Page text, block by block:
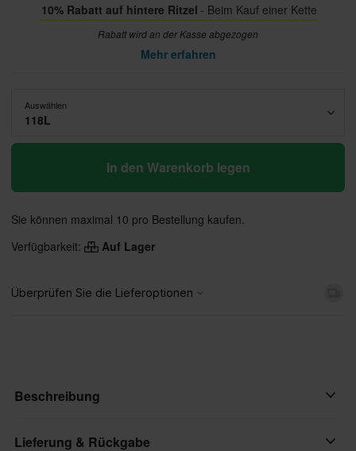
10% Rabatt auf hintere Ritzel - Beim Kauf einer Kette
Rabatt wird an der Kasse abgezogen
Mehr erfahren
Auswählen
118L
In den Warenkorb legen
Sie können maximal 10 pro Bestellung kaufen.
Verfügbarkeit:
Auf Lager
Beschreibung
Die X-Ring-Ketten von D.I.D haben eine einzigartige "X"-Form,
Lieferung & Rückgabe